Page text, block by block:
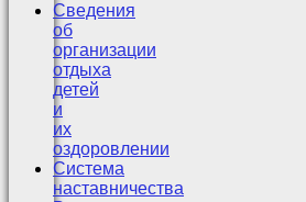
Сведения
об
организации
отдыха
детей
и
их
оздоровлении
Система
наставничества